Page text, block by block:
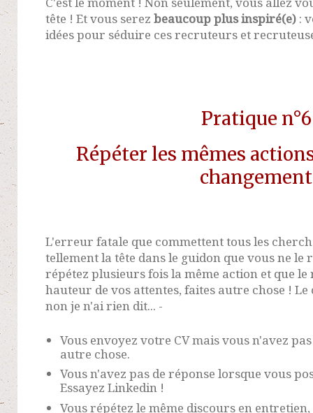
tête ! Et vous serez beaucoup plus inspiré(e) :
idées pour séduire ces recruteurs et
Pratique n°6
Répéter les mêmes
changement
L'erreur fatale que commettent tous les
tellement la tête dans le guidon que vous ne le
répétez plusieurs fois la même action et que le
hauteur de vos attentes, faites autre chose !
non je n'ai rien dit... -
Vous envoyez votre CV mais vous n'avez
autre chose.
Vous n'avez pas de réponse lorsque vous
Essayez Linkedin !
Vous répétez le même discours en